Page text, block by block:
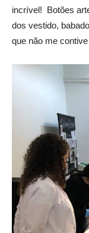
incrível! Botões
dos vestido,
que não me